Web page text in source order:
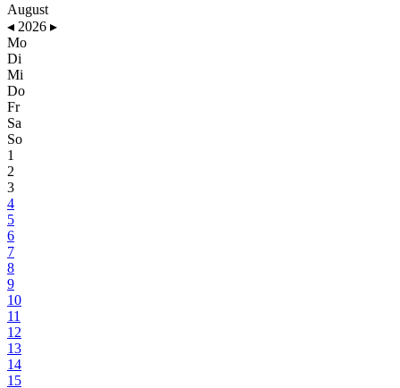
August
◂ 2026 ▸
Mo
Di
Mi
Do
Fr
Sa
So
1
2
3
4
5
6
7
8
9
10
11
12
13
14
15